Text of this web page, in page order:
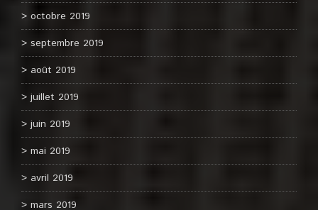
octobre 2019
septembre 2019
août 2019
juillet 2019
juin 2019
mai 2019
avril 2019
mars 2019